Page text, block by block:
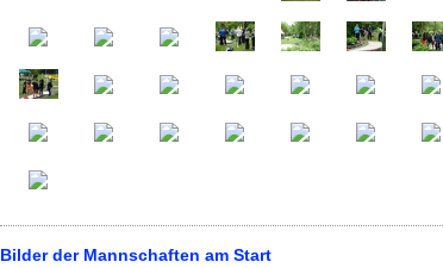
Bilder der Mannschaften am Start